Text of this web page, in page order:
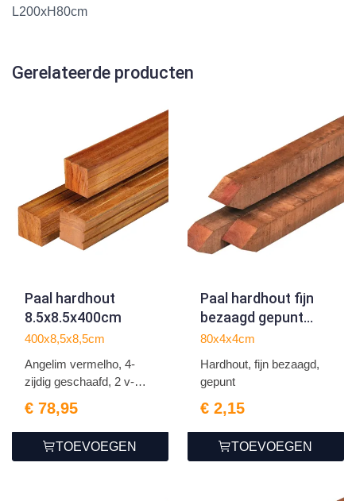
L200xH80cm
Gerelateerde producten
Paal hardhout
8.5x8.5x400cm
400x8,5x8,5cm
Angelim vermelho, 4-
zijdig geschaafd, 2 v-
€ 78,95
TOEVOEGEN
Paal hardhout fijn
bezaagd gepunt
4.0x4.0x80cm
80x4x4cm
Hardhout, fijn bezaagd,
gepunt
€ 2,15
TOEVOEGEN